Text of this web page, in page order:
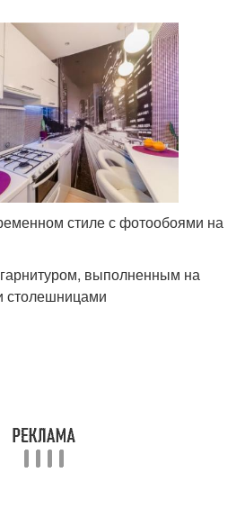
стиле с фотообоями на
выполненным на
столешницами